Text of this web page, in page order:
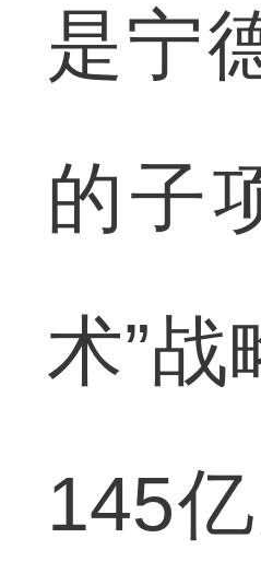
是宁
的子
术”
145